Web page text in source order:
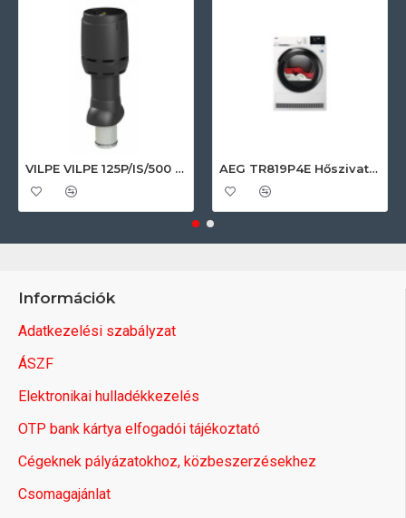
VILPE VILPE 125P/IS/500 FLOW tetőszellőző, fekete Szellőztető ventilátor tartozékok AEG TR819P4E Hőszivattyús szárítógép
Információk
Adatkezelési szabályzat
ÁSZF
Elektronikai hulladékkezelés
OTP bank kártya elfogadói tájékoztató
Cégeknek pályázatokhoz, közbeszerzésekhez
Csomagajánlat